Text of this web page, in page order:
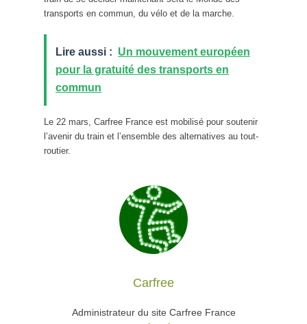
transports en commun, du vélo et de la marche.
Lire aussi : Un mouvement européen
pour la gratuité des transports en
commun
Le 22 mars, Carfree France est mobilisé pour soutenir
l’avenir du train et l’ensemble des alternatives au tout-
routier.
Carfree
Administrateur du site Carfree France